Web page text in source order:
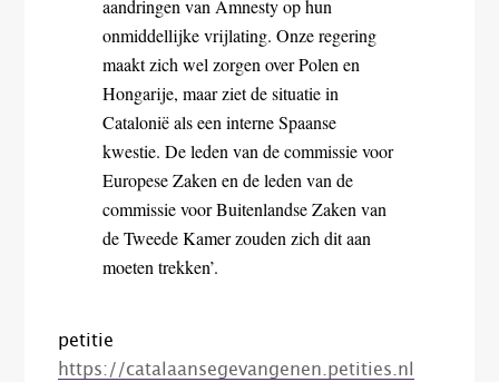
aandringen van Amnesty op hun
onmiddellijke vrijlating. Onze regering
maakt zich wel zorgen over Polen en
Hongarije, maar ziet de situatie in
Catalonië als een interne Spaanse
kwestie. De leden van de commissie voor
Europese Zaken en de leden van de
commissie voor Buitenlandse Zaken van
de Tweede Kamer zouden zich dit aan
moeten trekken’.
petitie
https://catalaansegevangenen.petities.nl